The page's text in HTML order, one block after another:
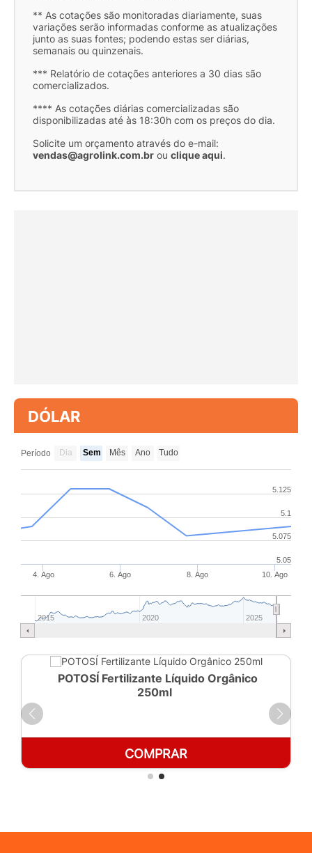
** As cotações são monitoradas diariamente, suas
variações serão informadas conforme as atualizações
junto as suas fontes; podendo estas ser diárias,
semanais ou quinzenais.
*** Relatório de cotações anteriores a 30 dias são
comercializados.
**** As cotações diárias comercializadas são
disponibilizadas até às 18:30h com os preços do dia.
Solicite um orçamento através do e-mail:
vendas@agrolink.com.br ou clique aqui.
DÓLAR
Período Dia Sem Mês Ano Tudo
4. Ago 6. Ago 8. Ago 10. Ago
2015 2020 2025
5.05
5.075
5.1
5.125
POTOSÍ Fertilizante Líquido Orgânico
250ml
COMPRAR